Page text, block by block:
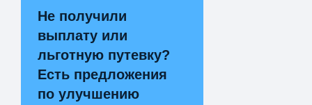
Не получили
выплату или
льготную путевку?
Есть предложения
по улучшению